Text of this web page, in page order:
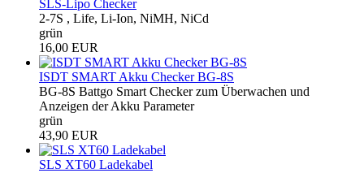
SLS-Lipo Checker
2-7S , Life, Li-Ion, NiMH, NiCd
grün
16,00 EUR
ISDT SMART Akku Checker BG-8S
BG-8S Battgo Smart Checker zum Überwachen und
Anzeigen der Akku Parameter
grün
43,90 EUR
SLS XT60 Ladekabel